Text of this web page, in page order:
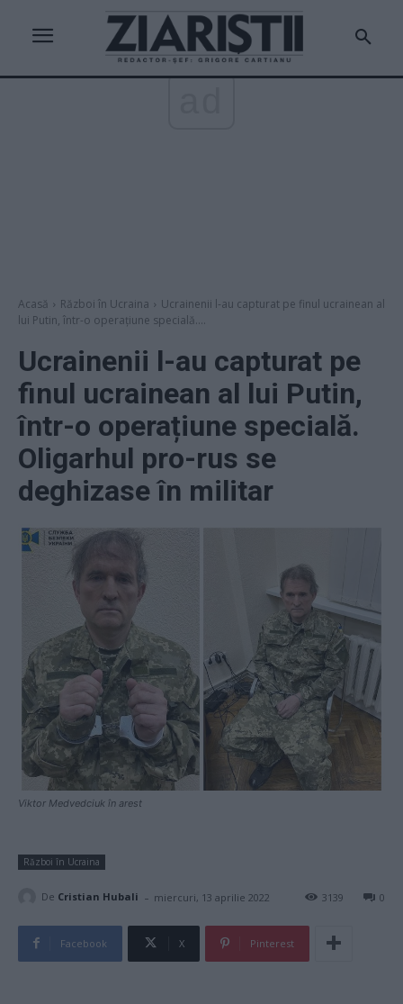
Acasă Război în Ucraina
Ucrainenii l-au capturat pe finul ucrainean al
lui Putin, într-o operațiune specială....
Ucrainenii l-au capturat pe
finul ucrainean al lui Putin,
într-o operațiune specială.
Oligarhul pro-rus se
deghizase în militar
Viktor Medvedciuk în arest
Război în Ucraina
De Cristian Hubali - miercuri, 13 aprilie 2022 0
3139
Facebook X Pinterest